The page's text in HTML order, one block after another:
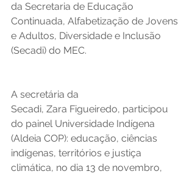
da Secretaria de Educação
Continuada, Alfabetização de Jovens
e Adultos, Diversidade e Inclusão
(Secadi) do MEC.
A secretária da
Secadi, Zara Figueiredo, participou
do painel Universidade Indígena
(Aldeia COP): educação, ciências
indígenas, territórios e justiça
climática, no dia 13 de novembro,